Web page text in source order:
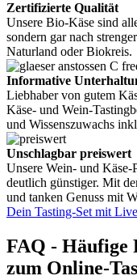
Zertifizierte Qualität
Unsere Bio-Käse sind
sondern gar nach
Naturland oder Biokreis.
Informative
Liebhaber von gutem
Käse- und Wein-
und Wissenszuwachs
Unschlagbar preiswert
Unsere Wein- und
deutlich günstiger. Mit
und tanken Genuss mit
Dein Tasting-Set mit
FAQ - Häufige
zum Online-